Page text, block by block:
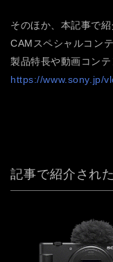
そのほか、本記事で
CAMスペシャルコン
製品特長や動画コン
https://www.sony.jp/
記事で紹介され